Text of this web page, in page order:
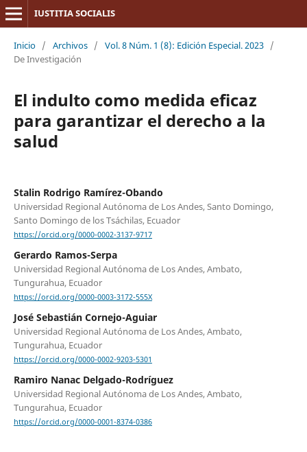
IUSTITIA SOCIALIS
Inicio / Archivos / Vol. 8 Núm. 1 (8): Edición Especial. 2023 /
De Investigación
El indulto como medida eficaz
para garantizar el derecho a la
salud
Stalin Rodrigo Ramírez-Obando
Universidad Regional Autónoma de Los Andes, Santo Domingo,
Santo Domingo de los Tsáchilas, Ecuador
https://orcid.org/0000-0002-3137-9717
Gerardo Ramos-Serpa
Universidad Regional Autónoma de Los Andes, Ambato,
Tungurahua, Ecuador
https://orcid.org/0000-0003-3172-555X
José Sebastián Cornejo-Aguiar
Universidad Regional Autónoma de Los Andes, Ambato,
Tungurahua, Ecuador
https://orcid.org/0000-0002-9203-5301
Ramiro Nanac Delgado-Rodríguez
Universidad Regional Autónoma de Los Andes, Ambato,
Tungurahua, Ecuador
https://orcid.org/0000-0001-8374-0386